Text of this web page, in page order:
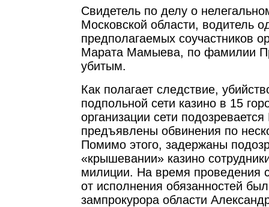
Свидетель по делу о
Московской области, водитель
предполагаемых соучастников
Марата Мамыева, по фамилии
убитым.
Как полагает следствие,
подпольной сети казино в 15
организации сети
предъявлены обвинения по
Помимо этого, задержаны
«крышевании» казино
милиции. На время проведения
от исполнения обязанностей
зампрокурора области